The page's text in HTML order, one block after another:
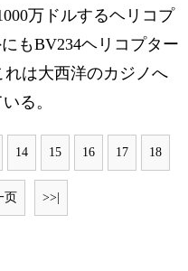
万ドルするヘリコプ
もBV234ヘリコプター
れは大西洋のカジノへ
る。
14 15 16 17 18
页 >>|